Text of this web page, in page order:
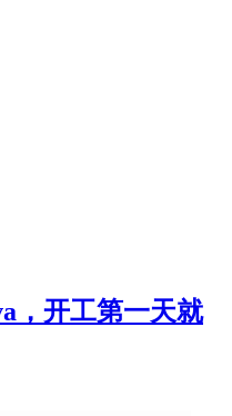
，开工第一天就